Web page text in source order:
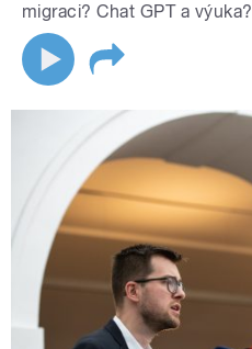
migraci? Chat GPT a výuka?